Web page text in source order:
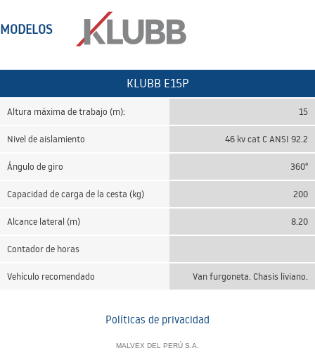
MODELOS
KLUBB E15P
Altura máxima de trabajo (m): 15
Nivel de aislamiento 46 kv cat C ANSI 92.2
Ángulo de giro 360°
Capacidad de carga de la cesta (kg) 200
Alcance lateral (m) 8.20
Contador de horas
Vehículo recomendado Van furgoneta. Chasis liviano.
Políticas de privacidad
MALVEX DEL PERÚ S.A.